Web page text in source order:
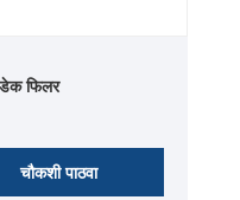
फिलर
चौकशी पाठवा